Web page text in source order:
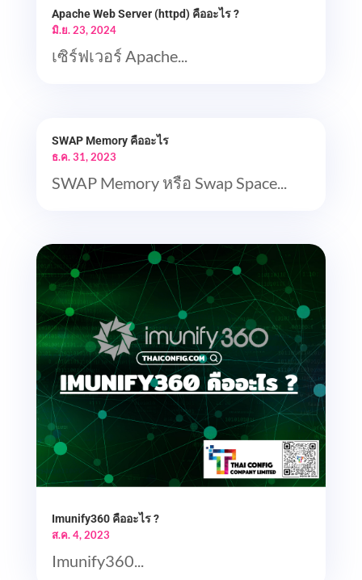
Apache Web Server (httpd) คืออะไร ?
มิ.ย. 23, 2024
เซิร์ฟเวอร์ Apache...
SWAP Memory คืออะไร
ธ.ค. 31, 2023
SWAP Memory หรือ Swap Space...
Imunify360 คืออะไร ?
ส.ค. 4, 2023
Imunify360...